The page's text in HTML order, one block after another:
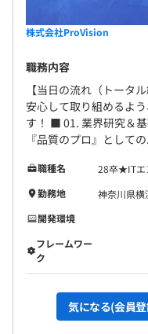
株式会社ProVision
職務内容
【当日の流れ（トータ
安心して取り組めるよ
す！ ■ 01. 業界研究＆
『品質のプロ』として
職種名
28卒★ITエ
勤務地
神奈川県横
開発環境
フレームワー
ク
気になる(会員